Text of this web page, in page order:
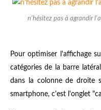
n'hésitez pas à agrandir
Pour optimiser l'affichage
catégories de la barre
dans la colonne de droite
smartphone, c'est l'onglet